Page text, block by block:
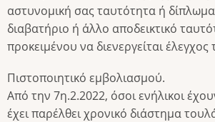
αστυνομική σας ταυτότητα ή
διαβατήριο ή άλλο αποδεικτικό
προκειμένου να διενεργείται
Πιστοποιητικό εμβολιασμού.
Από την 7η.2.2022, όσοι ενήλικοι
έχει παρέλθει χρονικό διάστημα